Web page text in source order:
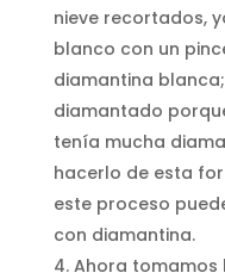
nieve recortados,
blanco con un
diamantina
diamantado
tenía mucha
hacerlo de esta
este proceso
con diamantina.
Ahora tomamos